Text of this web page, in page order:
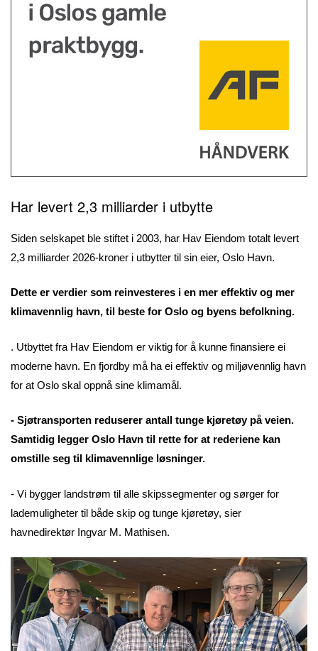
Har levert 2,3 milliarder i utbytte
Siden selskapet ble stiftet i 2003, har Hav Eiendom totalt levert
2,3 milliarder 2026-kroner i utbytter til sin eier, Oslo Havn.
Dette er verdier som reinvesteres i en mer effektiv og mer
klimavennlig havn, til beste for Oslo og byens befolkning.
. Utbyttet fra Hav Eiendom er viktig for å kunne finansiere ei
moderne havn. En fjordby må ha ei effektiv og miljøvennlig havn
for at Oslo skal oppnå sine klimamål.
- Sjøtransporten reduserer antall tunge kjøretøy på veien.
Samtidig legger Oslo Havn til rette for at rederiene kan
omstille seg til klimavennlige løsninger.
- Vi bygger landstrøm til alle skipssegmenter og sørger for
lademuligheter til både skip og tunge kjøretøy, sier
havnedirektør Ingvar M. Mathisen.